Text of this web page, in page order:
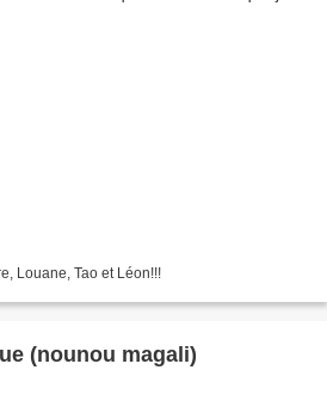
Louane, Tao et Léon!!!
(nounou magali)